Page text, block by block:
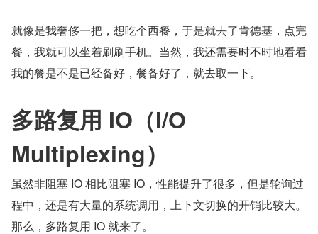
就像是我奢侈一把，想吃个西餐，于是就去了肯德基，点完
餐，我就可以坐着刷刷手机。当然，我还需要时不时地看看
我的餐是不是已经备好，餐备好了，就去取一下。
多路复用 IO（I/O
Multiplexing）
虽然非阻塞 IO 相比阻塞 IO，性能提升了很多，但是轮询过
程中，还是有大量的系统调用，上下文切换的开销比较大。
那么，多路复用 IO 就来了。